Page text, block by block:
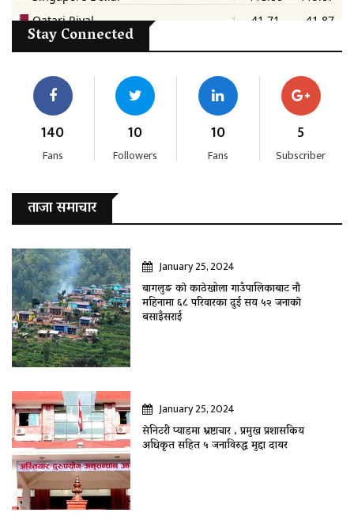
Stay Connected
140
Fans
10
Followers
10
Fans
5
Subscriber
ताजा समाचार
January 25, 2024
बागलुङ काे काठेखोला गाउँपालिकाबाट नौ
महिनामा ६८ परिवारका दुई सय ५२ जनाकाे
बसाइँसराई
January 25, 2024
सेनिटरी प्याडमा भ्रष्टाचार , प्रमुख प्रशासकिय
अधिकृत सहित ५ जनाविरुद्ध मुद्दा दायर